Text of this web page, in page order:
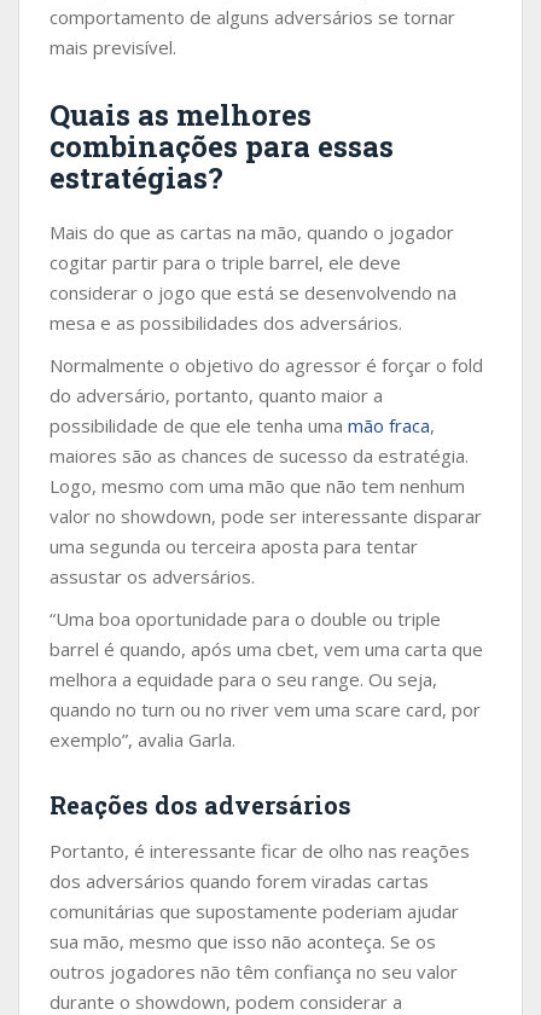
comportamento de alguns adversários se tornar
mais previsível.
Quais as melhores
combinações para essas
estratégias?
Mais do que as cartas na mão, quando o jogador
cogitar partir para o triple barrel, ele deve
considerar o jogo que está se desenvolvendo na
mesa e as possibilidades dos adversários.
Normalmente o objetivo do agressor é forçar o fold
do adversário, portanto, quanto maior a
possibilidade de que ele tenha uma mão fraca,
maiores são as chances de sucesso da estratégia.
Logo, mesmo com uma mão que não tem nenhum
valor no showdown, pode ser interessante disparar
uma segunda ou terceira aposta para tentar
assustar os adversários.
“Uma boa oportunidade para o double ou triple
barrel é quando, após uma cbet, vem uma carta que
melhora a equidade para o seu range. Ou seja,
quando no turn ou no river vem uma scare card, por
exemplo”, avalia Garla.
Reações dos adversários
Portanto, é interessante ficar de olho nas reações
dos adversários quando forem viradas cartas
comunitárias que supostamente poderiam ajudar
sua mão, mesmo que isso não aconteça. Se os
outros jogadores não têm confiança no seu valor
durante o showdown, podem considerar a